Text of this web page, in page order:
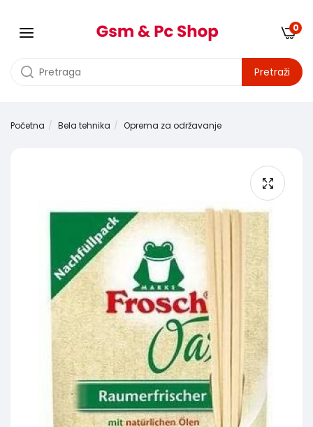
Pretraži
0
Početna Bela tehnika Oprema za održavanje